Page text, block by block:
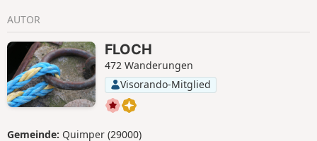
AUTOR
FLOCH
472 Wanderungen
Visorando-Mitglied
Gemeinde: Quimper (29000)